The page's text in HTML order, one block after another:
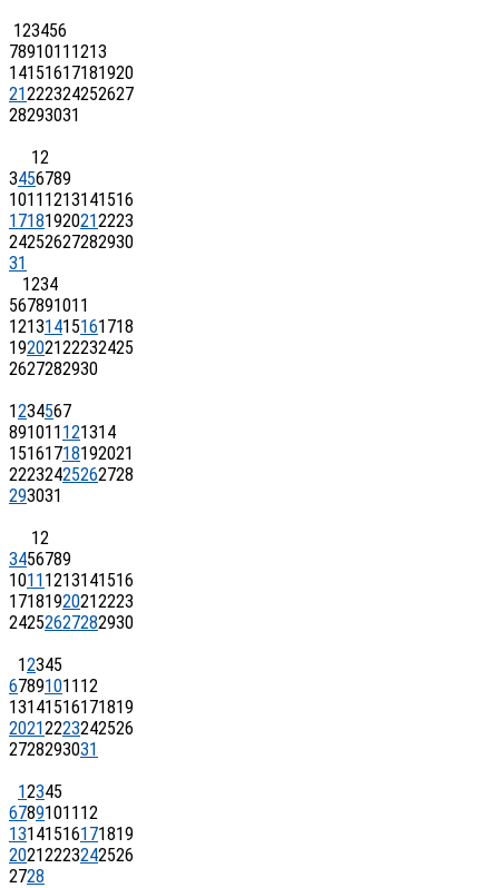
123456
78910111213
14151617181920
21222324252627
28293031
12
3456789
10111213141516
17181920212223
24252627282930
31
1234
567891011
12131415161718
19202122232425
2627282930
1234567
891011121314
15161718192021
22232425262728
293031
12
3456789
10111213141516
17181920212223
24252627282930
12345
6789101112
13141516171819
20212223242526
2728293031
12345
6789101112
13141516171819
20212223242526
2728